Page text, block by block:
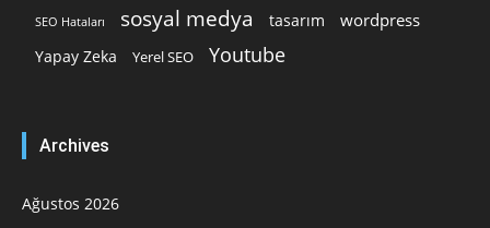
SEO Hataları sosyal medya tasarım wordpress
Yapay Zeka Yerel SEO Youtube
Archives
Ağustos 2026